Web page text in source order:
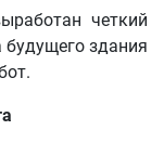
четкий
будущего здания